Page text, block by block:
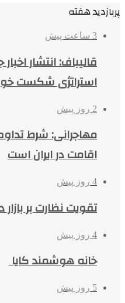
پربازدید هفته
3 ساعت پیش
قالیباف: انتشار
استراتژی شکست
2 روز پیش
مهاجرانی: شرط
اقامت در ایران است
4 روز پیش
تقویت نظارت بر بازار
4 روز پیش
خانه هوشمند کایا
5 روز پیش